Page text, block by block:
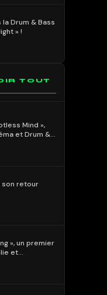
la Drum & Bass
» !
TOUT
Mind »,
et Drum &
son retour
», un premier
et